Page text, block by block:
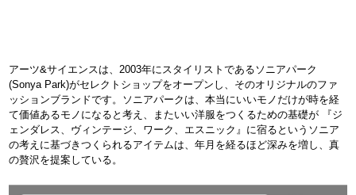
アーツ&サイエンスは、2003年にスタイリストであるソニアパーク
(Sonya Park)がセレクトショップをオープンし、そのオリジナルのファ
ッションブランドです。ソニアパークは、本当にいいモノだけが時を経
て価値あるモノになると考え、またいい洋服をつくるための基礎が 『ジ
ェンダレス、ヴィンテージ、ワーク、エスニック』に宿るというソニア
の考えに基づきつくられるアイテムは、年月を経るほど深みを増し、真
の贅沢を提案している。